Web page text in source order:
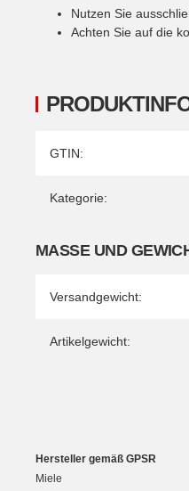
Produkteigenschaft
Wert
GTIN:
Kategorie:
MASSE UND
Versandgewicht:
Artikelgewicht:
Nutzen Sie
Achten Sie auf die
Hersteller gemäß GPSR
Miele